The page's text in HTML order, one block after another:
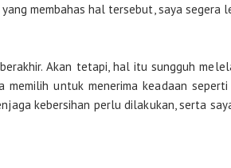
membahas hal tersebut, saya segera
Akan tetapi, hal itu sungguh
untuk menerima keadaan seperti
kebersihan perlu dilakukan, serta